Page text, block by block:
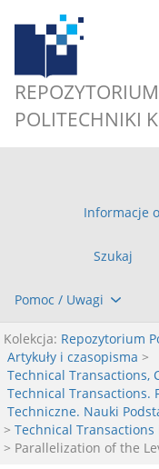
REPOZYTORIUM
POLITECHNIKI
Informacje
Szukaj
Pomoc / Uwagi
Kolekcja: Repozytorium
Artykuły i czasopisma >
Technical Transactions,
Technical Transactions.
Techniczne. Nauki
> Technical Transactions
> Parallelization of the